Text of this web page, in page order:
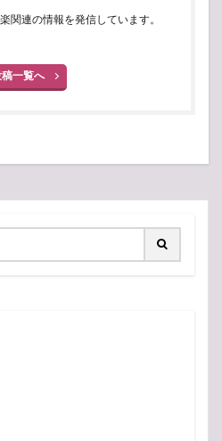
関連の情報を発信しています。
一覧へ